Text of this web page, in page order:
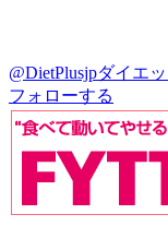
@DietPlusjpダイエ
フォローする